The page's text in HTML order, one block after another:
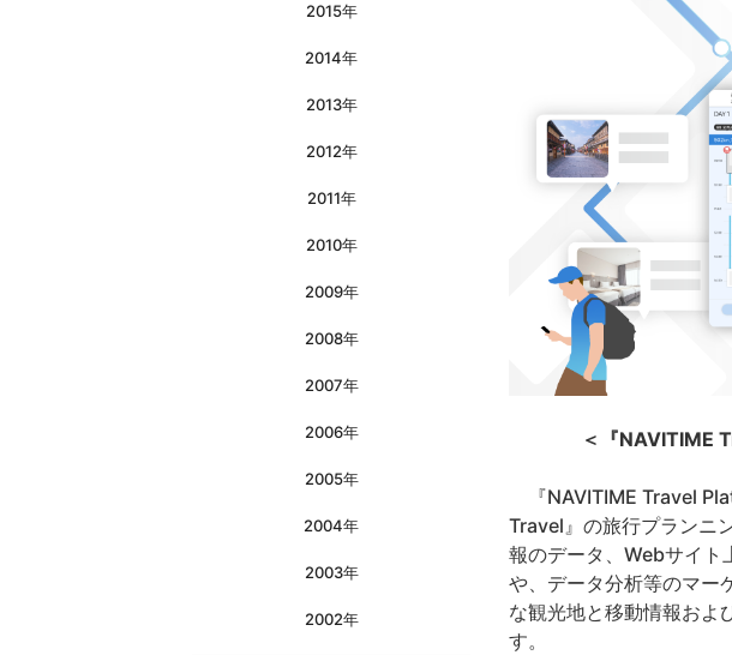
2015年
2014年
2013年
2012年
2011年
2010年
2009年
2008年
2007年
2006年
2005年
2004年
2003年
2002年
＜『NAVITIME
『NAVITIME Travel
Travel』の旅行プランニ
報のデータ、Webサイト
や、データ分析等のマー
な観光地と移動情報およ
す。